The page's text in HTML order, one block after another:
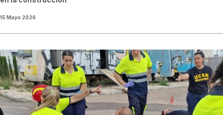
15 Mayo 2026